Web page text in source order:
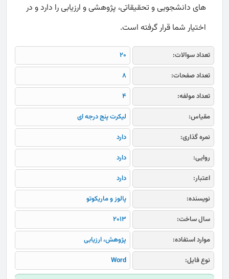
های دانشجویی و تحقیقاتی، پژوهشی و ارزیابی را دارد و در
اختیار شما قرار گرفته است.
تعداد سوالات:
20
تعداد صفحات:
8
تعداد مولفه:
4
مقیاس:
لیکرت پنج درجه ای
نمره گذاری:
دارد
روایی:
دارد
اعتبار:
دارد
نویسنده:
پالوز و ماریکوتو
سال ساخت:
2013
موارد استفاده:
پژوهش، ارزیابی
نوع فایل:
Word